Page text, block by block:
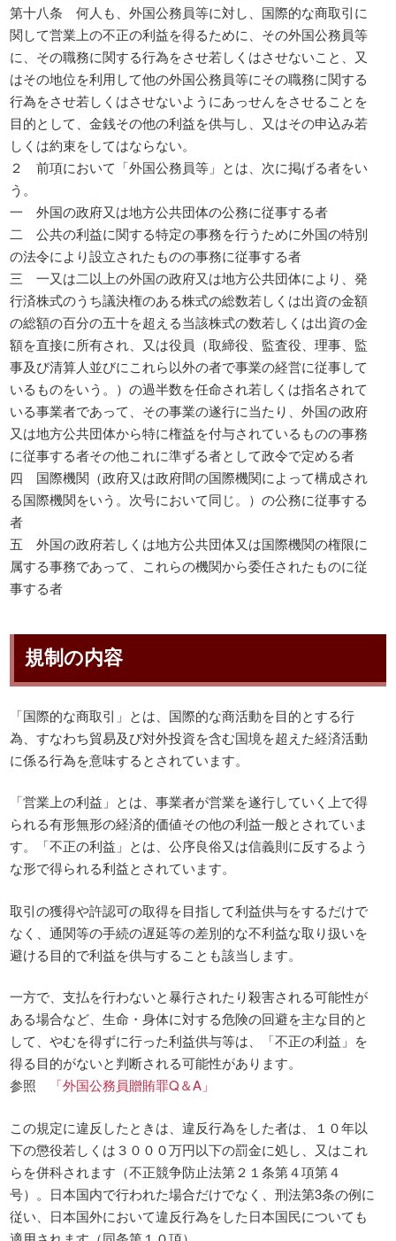
第十八条 何人も、外国公務員等に対し、国際的な商取引に
関して営業上の不正の利益を得るために、その外国公務員等
に、その職務に関する行為をさせ若しくはさせないこと、又
はその地位を利用して他の外国公務員等にその職務に関する
行為をさせ若しくはさせないようにあっせんをさせることを
目的として、金銭その他の利益を供与し、又はその申込み若
しくは約束をしてはならない。
２ 前項において「外国公務員等」とは、次に掲げる者をい
う。
一 外国の政府又は地方公共団体の公務に従事する者
二 公共の利益に関する特定の事務を行うために外国の特別
の法令により設立されたものの事務に従事する者
三 一又は二以上の外国の政府又は地方公共団体により、発
行済株式のうち議決権のある株式の総数若しくは出資の金額
の総額の百分の五十を超える当該株式の数若しくは出資の金
額を直接に所有され、又は役員（取締役、監査役、理事、監
事及び清算人並びにこれら以外の者で事業の経営に従事して
いるものをいう。）の過半数を任命され若しくは指名されて
いる事業者であって、その事業の遂行に当たり、外国の政府
又は地方公共団体から特に権益を付与されているものの事務
に従事する者その他これに準ずる者として政令で定める者
四 国際機関（政府又は政府間の国際機関によって構成され
る国際機関をいう。次号において同じ。）の公務に従事する
者
五 外国の政府若しくは地方公共団体又は国際機関の権限に
属する事務であって、これらの機関から委任されたものに従
事する者
規制の内容
「国際的な商取引」とは、国際的な商活動を目的とする行
為、すなわち貿易及び対外投資を含む国境を超えた経済活動
に係る行為を意味するとされています。
「営業上の利益」とは、事業者が営業を遂行していく上で得
られる有形無形の経済的価値その他の利益一般とされていま
す。「不正の利益」とは、公序良俗又は信義則に反するよう
な形で得られる利益とされています。
取引の獲得や許認可の取得を目指して利益供与をするだけで
なく、通関等の手続の遅延等の差別的な不利益な取り扱いを
避ける目的で利益を供与することも該当します。
一方で、支払を行わないと暴行されたり殺害される可能性が
ある場合など、生命・身体に対する危険の回避を主な目的と
して、やむを得ずに行った利益供与等は、「不正の利益」を
得る目的がないと判断される可能性があります。
参照
「外国公務員贈賄罪Q＆A」
この規定に違反したときは、違反行為をした者は、１０年以
下の懲役若しくは３０００万円以下の罰金に処し、又はこれ
らを併科されます（不正競争防止法第２１条第４項第４
号）。日本国内で行われた場合だけでなく、刑法第3条の例に
従い、日本国外において違反行為をした日本国民についても